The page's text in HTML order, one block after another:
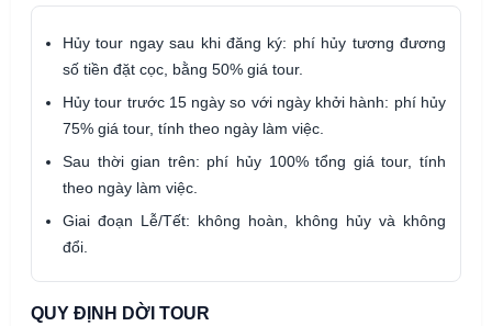
Hủy tour ngay sau khi đăng ký: phí hủy tương đương
số tiền đặt cọc, bằng 50% giá tour.
Hủy tour trước 15 ngày so với ngày khởi hành: phí hủy
75% giá tour, tính theo ngày làm việc.
Sau thời gian trên: phí hủy 100% tổng giá tour, tính
theo ngày làm việc.
Giai đoạn Lễ/Tết: không hoàn, không hủy và không
đổi.
QUY ĐỊNH DỜI TOUR